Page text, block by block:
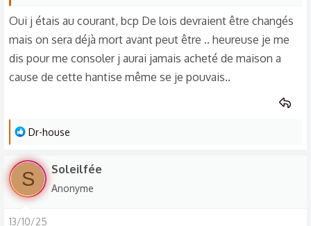
sérieusement on marche sur la tête, il y a un problème
quelque part ou j'ai pas suivi quelque chose. Et pour
récupérer son logement il faut un mois minimum parce qu'il
faut encore qu'on fasse des démarches par des procureurs
etc. Moi je comprends pas demain quelqu'un rentre chez
mais est-ce qu'il a un contrat de location ? Est-ce que il a
cas et ben c'est dehors. Mais non aujourd'hui c'est on
donne la puissance à ceux qui font n'importe quoi à ceux
qui viennent chez vous pour vous voler votre bien. Et
attention parce que si en plus votre maison est
Oui j étais au courant, bcp De lois devraient être changés
mais on sera déjà mort avant peut être .. heureuse je me
dis pour me consoler j aurai jamais acheté de maison a
cause de cette hantise même se je pouvais..
L
s
r
é
Dr-house
S Soleilfée
Anonyme
13/10/25